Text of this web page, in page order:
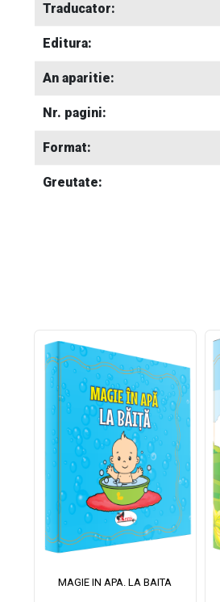
Traducator:
Editura:
An aparitie:
Nr. pagini:
Format:
Greutate:
MAGIE IN APA. LA BAITA